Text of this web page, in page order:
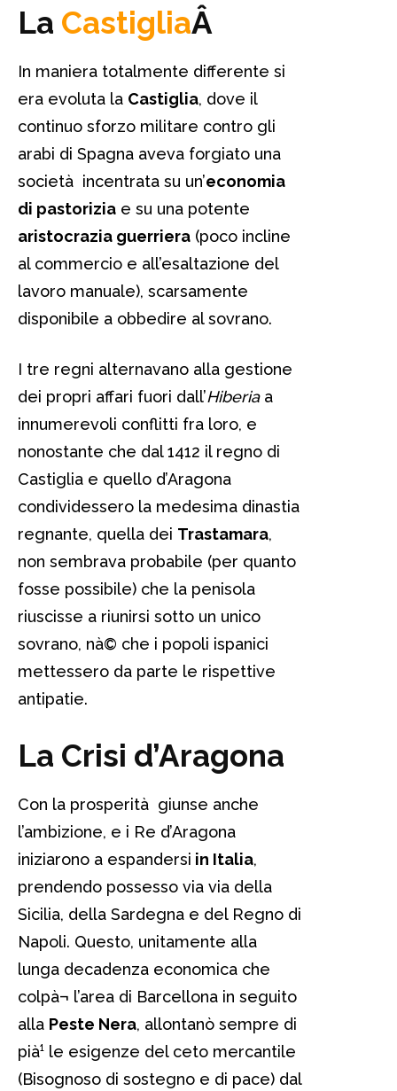
La CastigliaÂ
In maniera totalmente differente si
era evoluta la Castiglia, dove il
continuo sforzo militare contro gli
arabi di Spagna aveva forgiato una
società incentrata su un’economia
di pastorizia e su una potente
aristocrazia guerriera (poco incline
al commercio e all’esaltazione del
lavoro manuale), scarsamente
disponibile a obbedire al sovrano.
I tre regni alternavano alla gestione
dei propri affari fuori dall’Hiberiaa
innumerevoli conflitti fra loro, e
nonostante che dal 1412 il regno di
Castiglia e quello d’Aragona
condividessero la medesima dinastia
regnante, quella dei Trastamara,
non sembrava probabile (per quanto
fosse possibile) che la penisola
riuscisse a riunirsi sotto un unico
sovrano, nà© che i popoli ispanici
mettessero da parte le rispettive
antipatie.
La Crisi d’Aragona
Con la prosperità giunse anche
l’ambizione, e i Re d’Aragona
iniziarono a espandersi in Italia,
prendendo possesso via via della
Sicilia, della Sardegna e del Regno di
Napoli. Questo, unitamente alla
lunga decadenza economica che
colpà¬ l’area di Barcellona in seguito
alla Peste Nera, allontanò sempre di
pià¹ le esigenze del ceto mercantile
(Bisognoso di sostegno e di pace) dal